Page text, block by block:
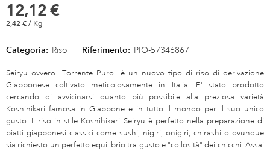
12,12 €
2,42 € / Kg
Categoria: Riso Riferimento: PIO-57346867
Seiryu ovvero "Torrente Puro" è un nuovo tipo di riso di derivazione
Giapponese coltivato meticolosamente in Italia. E' stato prodotto
cercando di avvicinarsi quanto più possibile alla preziosa varietà
Koshihikari famosa in Giappone e in tutto il mondo per il suo unico
gusto. Il riso in stile Koshihikari Seiryu è perfetto nella preparazione di
piatti giapponesi classici come sushi, nigiri, onigiri, chirashi o ovunque
sia richiesto un perfetto equilibrio tra gusto e "collosità" dei chicchi. Assai